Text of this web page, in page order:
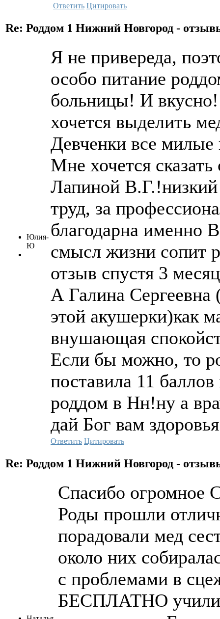
Ответить Цитировать
Re: Роддом 1 Нижний Новгород -
Юлия-
Ю
Я не привереда,
особо питание
больницы! И
хочется выделить
Девченки все милые
Мне хочется сказать
Лапиной
труд, за
благодарна именно
смысл жизни сопит
отзыв спустя 3
А Галина
этой акушерки)как
внушающая
Если бы можно, то
поставила 11
роддом в Нн!ну а
дай Бог вам
Ответить Цитировать
Re: Роддом 1 Нижний Новгород -
Спасибо огромное
Роды прошли
порадовали мед
около них
с проблемами в
БЕСПЛАТНО учили